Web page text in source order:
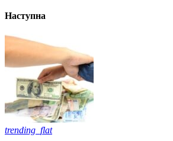
Наступна
trending_flat